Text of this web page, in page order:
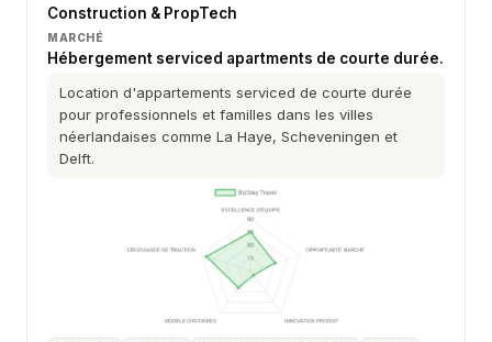
Construction & PropTech
MARCHÉ
Hébergement serviced apartments de courte durée.
Location d'appartements serviced de courte durée
pour professionnels et familles dans les villes
néerlandaises comme La Haye, Scheveningen et
Delft.